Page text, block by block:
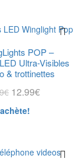
POP –
Ultra-Visibles
& trottinettes
€ 12.99€